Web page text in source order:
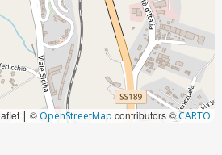
| © OpenStreetMap contributors ©CARTO